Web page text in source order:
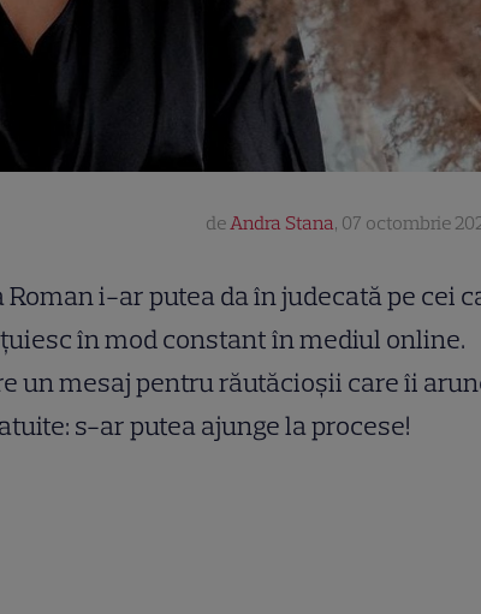
deAndra Stana, 07 octombrie
Roman i-ar putea da în judecată pe cei
în mod constant în mediul online.
un mesaj pentru răutăcioșii care îi
s-ar putea ajunge la procese!